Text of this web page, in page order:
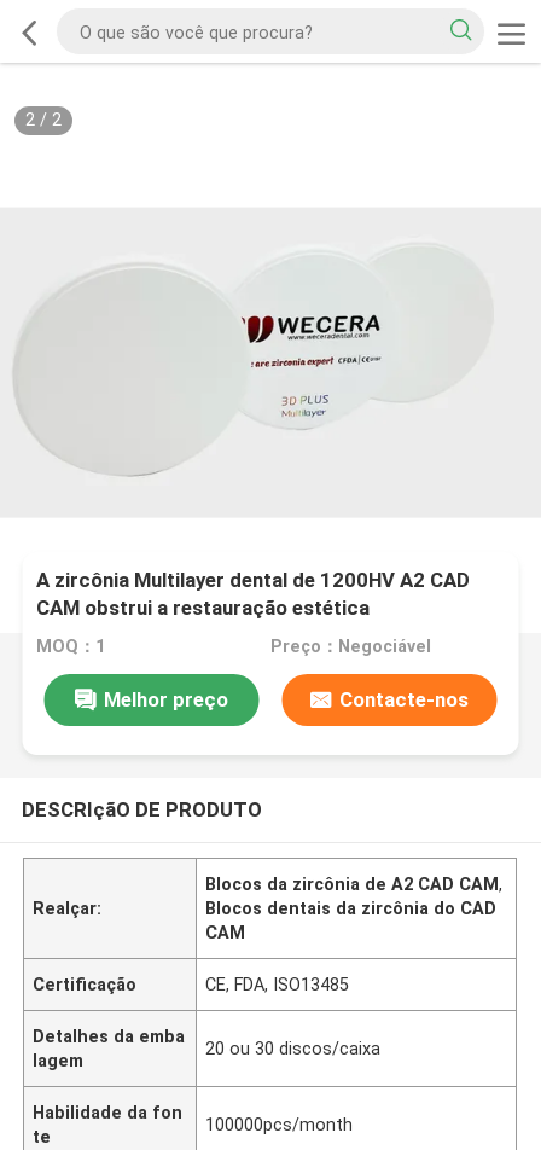
2/ 2
A zircônia Multilayer dental de 1200HV A2 CAD
CAM obstrui a restauração estética
MOQ：1 Preço：Negociável
Melhor preço Contacte-nos
DESCRIçãO DE PRODUTO
Realçar:
Blocos da zircônia de A2 CAD CAM,
Blocos dentais da zircônia do CAD
CAM
Certificação CE, FDA, ISO13485
Detalhes da emba
lagem
20 ou 30 discos/caixa
Habilidade da fon
te
100000pcs/month